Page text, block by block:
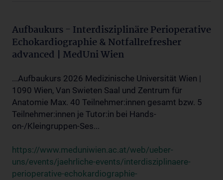
Aufbaukurs - Interdisziplinäre Perioperative
Echokardiographie & Notfallrefresher
advanced | MedUni Wien
...Aufbaukurs 2026 Medizinische Universität Wien |
1090 Wien, Van Swieten Saal und Zentrum für
Anatomie Max. 40 Teilnehmer:innen gesamt bzw. 5
Teilnehmer:innen je Tutor:in bei Hands-
on-/Kleingruppen-Ses...
https://www.meduniwien.ac.at/web/ueber-
uns/events/jaehrliche-events/interdisziplinaere-
perioperative-echokardiographie-